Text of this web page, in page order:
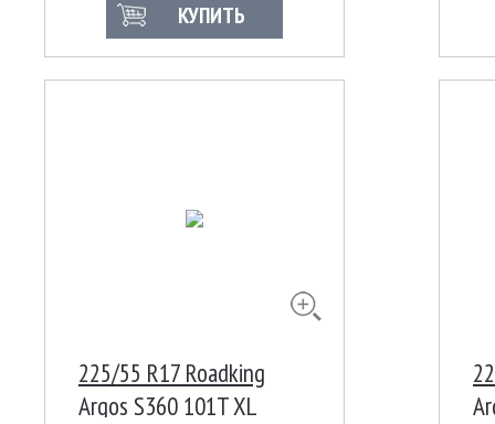
КУПИТЬ
225/55 R17 Roadking
Argos S360 101T XL